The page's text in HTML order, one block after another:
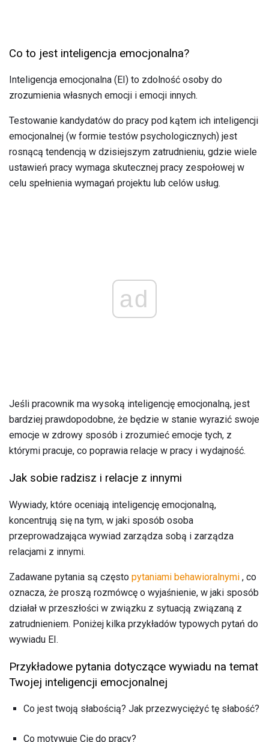
Co to jest inteligencja emocjonalna?
Inteligencja emocjonalna (EI) to zdolność osoby do
zrozumienia własnych emocji i emocji innych.
Testowanie kandydatów do pracy pod kątem ich inteligencji
emocjonalnej (w formie testów psychologicznych) jest
rosnącą tendencją w dzisiejszym zatrudnieniu, gdzie wiele
ustawień pracy wymaga skutecznej pracy zespołowej w
celu spełnienia wymagań projektu lub celów usług.
ad
Jeśli pracownik ma wysoką inteligencję emocjonalną, jest
bardziej prawdopodobne, że będzie w stanie wyrazić swoje
emocje w zdrowy sposób i zrozumieć emocje tych, z
którymi pracuje, co poprawia relacje w pracy i wydajność.
Jak sobie radzisz i relacje z innymi
Wywiady, które oceniają inteligencję emocjonalną,
koncentrują się na tym, w jaki sposób osoba
przeprowadzająca wywiad zarządza sobą i zarządza
relacjami z innymi.
Zadawane pytania są często pytaniami behawioralnymi , co
oznacza, że ​​proszą rozmówcę o wyjaśnienie, w jaki sposób
działał w przeszłości w związku z sytuacją związaną z
zatrudnieniem. Poniżej kilka przykładów typowych pytań do
wywiadu EI.
Przykładowe pytania dotyczące wywiadu na temat
Twojej inteligencji emocjonalnej
Co jest twoją słabością? Jak przezwyciężyć tę słabość?
Co motywuje Cię do pracy?